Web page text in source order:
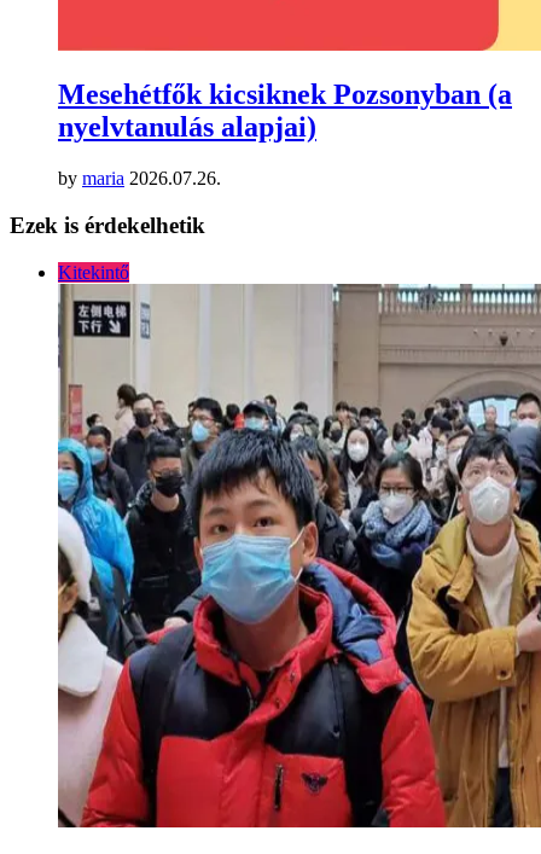
Mesehétfők kicsiknek Pozsonyban (a
nyelvtanulás alapjai)
by maria 2026.07.26.
Ezek is érdekelhetik
Kitekintő